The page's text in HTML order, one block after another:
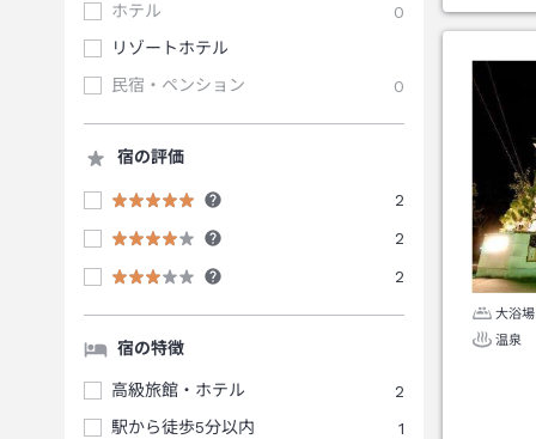
ホテル
0
リゾートホテル
民宿・ペンション
0
宿の評価
2
2
2
宿の特徴
高級旅館・ホテル
2
駅から徒歩5分以内
1
大浴
温泉